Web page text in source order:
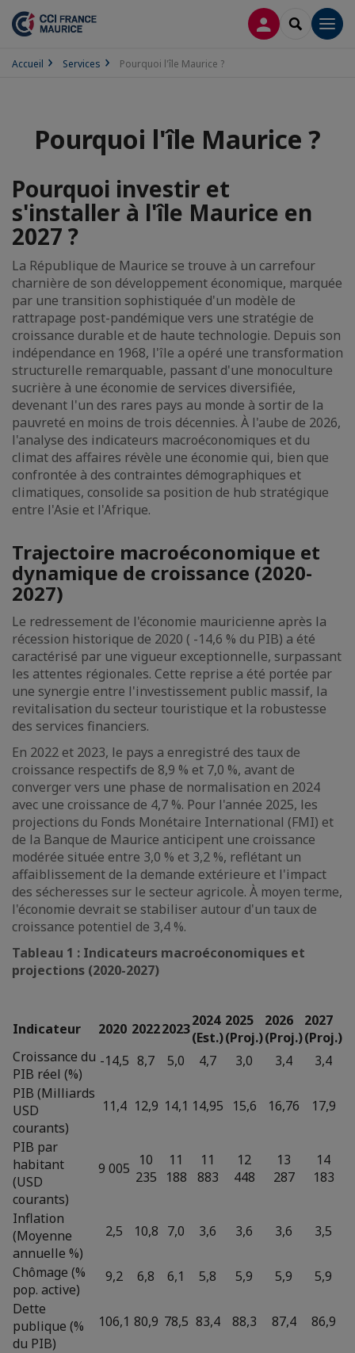
CONNEXION
Accueil Services Pourquoi l'île Maurice ?
Pourquoi l'île Maurice ?
Pourquoi investir et
s'installer à l'île Maurice en
2027 ?
La République de Maurice se trouve à un carrefour
charnière de son développement économique, marquée
par une transition sophistiquée d'un modèle de
rattrapage post-pandémique vers une stratégie de
croissance durable et de haute technologie. Depuis son
indépendance en 1968, l'île a opéré une transformation
structurelle remarquable, passant d'une monoculture
sucrière à une économie de services diversifiée,
devenant l'un des rares pays au monde à sortir de la
pauvreté en moins de trois décennies. À l'aube de 2026,
l'analyse des indicateurs macroéconomiques et du
climat des affaires révèle une économie qui, bien que
confrontée à des contraintes démographiques et
climatiques, consolide sa position de hub stratégique
entre l'Asie et l'Afrique.
Trajectoire macroéconomique et
dynamique de croissance (2020-
2027)
Le redressement de l'économie mauricienne après la
récession historique de 2020 ( -14,6 % du PIB) a été
caractérisé par une vigueur exceptionnelle, surpassant
les attentes régionales. Cette reprise a été portée par
une synergie entre l'investissement public massif, la
revitalisation du secteur touristique et la robustesse
des services financiers.
En 2022 et 2023, le pays a enregistré des taux de
croissance respectifs de 8,9 % et 7,0 %, avant de
converger vers une phase de normalisation en 2024
avec une croissance de 4,7 %. Pour l'année 2025, les
projections du Fonds Monétaire International (FMI) et
de la Banque de Maurice anticipent une croissance
modérée située entre 3,0 % et 3,2 %, reflétant un
affaiblissement de la demande extérieure et l'impact
des sécheresses sur le secteur agricole. À moyen terme,
l'économie devrait se stabiliser autour d'un taux de
croissance potentiel de 3,4 %.
Tableau 1 : Indicateurs macroéconomiques et
projections (2020-2027)
Indicateur 2020 202220232024
(Est.)
2025
(Proj.)
2026
(Proj.)
2027
(Proj.)
Croissance du
PIB réel (%)
-14,5 8,7 5,0 4,7 3,0 3,4
3,4
PIB (Milliards
USD
courants)
11,4 12,9 14,1 14,95 15,6 16,76 17,9
PIB par
habitant
(USD
courants)
9 005
10
235
11
188
11
883
12
448
13
287
14
183
Inflation
(Moyenne
annuelle %)
2,5 10,8 7,0 3,6 3,6 3,6 3,5
Chômage (%
pop. active)
9,2 6,8 6,1 5,8 5,9 5,9
5,9
Dette
publique (%
du PIB)
106,1 80,9 78,5 83,4 88,3 87,4 86,9